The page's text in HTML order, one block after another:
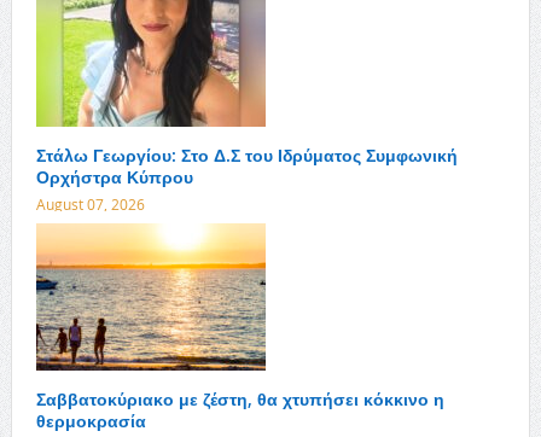
Στάλω Γεωργίου: Στο Δ.Σ του Ιδρύματος Συμφωνική
Ορχήστρα Κύπρου
August 07, 2026
Σαββατοκύριακο με ζέστη, θα χτυπήσει κόκκινο η
θερμοκρασία